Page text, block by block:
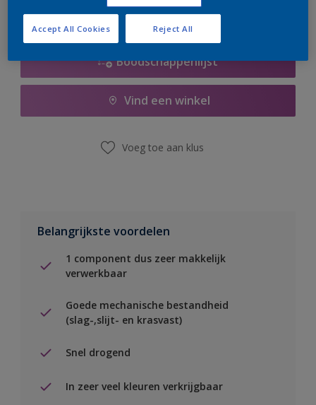
Boodschappenlijst
Vind een winkel
Voeg toe aan klus
Belangrijkste voordelen
1 component dus zeer makkelijk
verwerkbaar
Goede mechanische bestandheid
(slag-,slijt- en krasvast)
Snel drogend
In zeer veel kleuren verkrijgbaar
Reject All
Accept All Cookies